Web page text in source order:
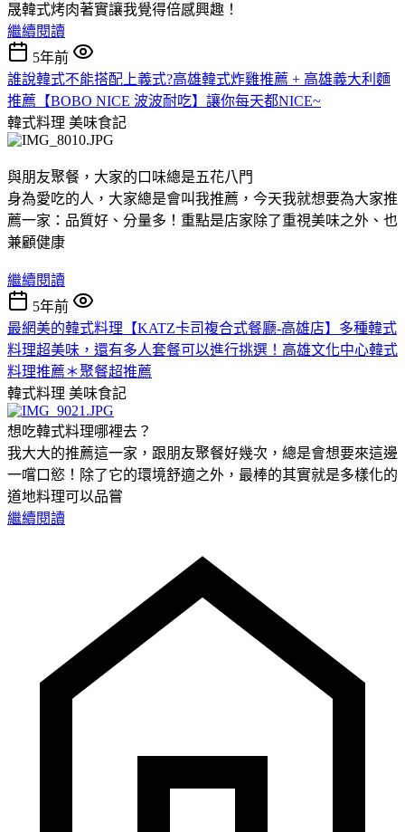
晟韓式烤肉著實讓我覺得倍感興趣！
繼續閱讀
5年前
誰說韓式不能搭配上義式?高雄韓式炸雞推薦 + 高雄義大利麵
推薦【BOBO NICE 波波耐吃】讓你每天都NICE~
韓式料理 美味食記
與朋友聚餐，大家的口味總是五花八門
身為愛吃的人，大家總是會叫我推薦，今天我就想要為大家推
薦一家：品質好、分量多！重點是店家除了重視美味之外、也
兼顧健康
繼續閱讀
5年前
最網美的韓式料理【KATZ卡司複合式餐廳-高雄店】多種韓式
料理超美味，還有多人套餐可以進行挑選！高雄文化中心韓式
料理推薦＊聚餐超推薦
韓式料理 美味食記
想吃韓式料理哪裡去？
我大大的推薦這一家，跟朋友聚餐好幾次，總是會想要來這邊
一嚐口慾！除了它的環境舒適之外，最棒的其實就是多樣化的
道地料理可以品嘗
繼續閱讀